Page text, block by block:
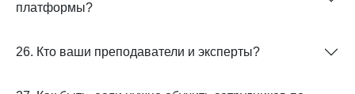
платформы?
26. Кто ваши преподаватели и эксперты?